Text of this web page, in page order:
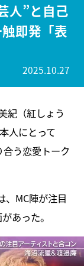
人”と自己
即発「表
2025.10.27
紀（紅しょう
人にとって
う恋愛トーク
、MC陣が注目
あった。